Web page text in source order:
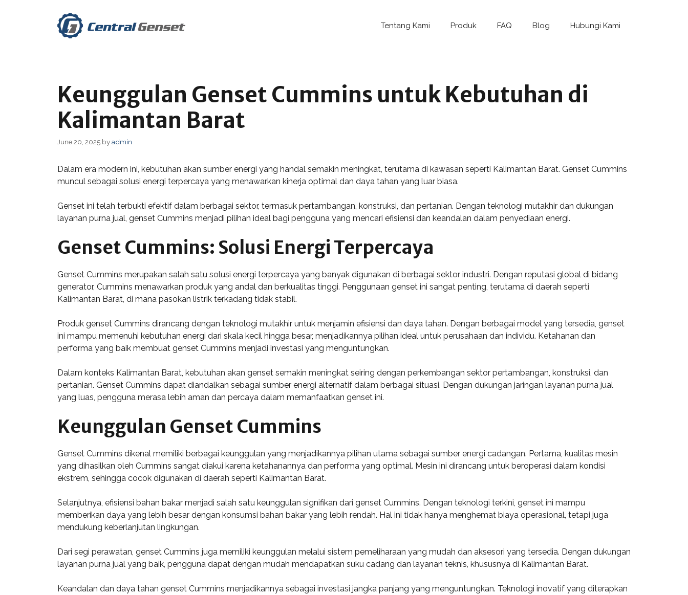
Tentang Kami Produk FAQ Blog Hubungi Kami
Keunggulan Genset Cummins untuk Kebutuhan di
Kalimantan Barat
June 20, 2025 byadmin
Dalam era modern ini, kebutuhan akan sumber energi yang handal semakin meningkat, terutama di kawasan seperti Kalimantan Barat. Genset Cummins
muncul sebagai solusi energi terpercaya yang menawarkan kinerja optimal dan daya tahan yang luar biasa.
Genset ini telah terbukti efektif dalam berbagai sektor, termasuk pertambangan, konstruksi, dan pertanian. Dengan teknologi mutakhir dan dukungan
layanan purna jual, genset Cummins menjadi pilihan ideal bagi pengguna yang mencari efisiensi dan keandalan dalam penyediaan energi.
Genset Cummins: Solusi Energi Terpercaya
Genset Cummins merupakan salah satu solusi energi terpercaya yang banyak digunakan di berbagai sektor industri. Dengan reputasi global di bidang
generator, Cummins menawarkan produk yang andal dan berkualitas tinggi. Penggunaan genset ini sangat penting, terutama di daerah seperti
Kalimantan Barat, di mana pasokan listrik terkadang tidak stabil.
Produk genset Cummins dirancang dengan teknologi mutakhir untuk menjamin efisiensi dan daya tahan. Dengan berbagai model yang tersedia, genset
ini mampu memenuhi kebutuhan energi dari skala kecil hingga besar, menjadikannya pilihan ideal untuk perusahaan dan individu. Ketahanan dan
performa yang baik membuat genset Cummins menjadi investasi yang menguntungkan.
Dalam konteks Kalimantan Barat, kebutuhan akan genset semakin meningkat seiring dengan perkembangan sektor pertambangan, konstruksi, dan
pertanian. Genset Cummins dapat diandalkan sebagai sumber energi alternatif dalam berbagai situasi. Dengan dukungan jaringan layanan purna jual
yang luas, pengguna merasa lebih aman dan percaya dalam memanfaatkan genset ini.
Keunggulan Genset Cummins
Genset Cummins dikenal memiliki berbagai keunggulan yang menjadikannya pilihan utama sebagai sumber energi cadangan. Pertama, kualitas mesin
yang dihasilkan oleh Cummins sangat diakui karena ketahanannya dan performa yang optimal. Mesin ini dirancang untuk beroperasi dalam kondisi
ekstrem, sehingga cocok digunakan di daerah seperti Kalimantan Barat.
Selanjutnya, efisiensi bahan bakar menjadi salah satu keunggulan signifikan dari genset Cummins. Dengan teknologi terkini, genset ini mampu
memberikan daya yang lebih besar dengan konsumsi bahan bakar yang lebih rendah. Hal ini tidak hanya menghemat biaya operasional, tetapi juga
mendukung keberlanjutan lingkungan.
Dari segi perawatan, genset Cummins juga memiliki keunggulan melalui sistem pemeliharaan yang mudah dan aksesori yang tersedia. Dengan dukungan
layanan purna jual yang baik, pengguna dapat dengan mudah mendapatkan suku cadang dan layanan teknis, khususnya di Kalimantan Barat.
Keandalan dan daya tahan genset Cummins menjadikannya sebagai investasi jangka panjang yang menguntungkan. Teknologi inovatif yang diterapkan